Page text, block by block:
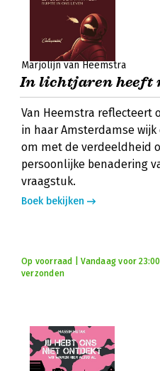
Marjolijn van Heemstra
In lichtjaren heeft
Van Heemstra reflecteert
in haar Amsterdamse
om met de verdeeldheid
persoonlijke benadering
vraagstuk.
Boek bekijken
Op voorraad | Vandaag voor
verzonden